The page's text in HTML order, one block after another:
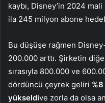
kaybı, Disney’in 2024
ila 245 milyon abone
Bu düşüşe rağmen
200.000 arttı. Şirketin
sırasıyla 800.000 ve
dördüncü çeyrek geliri
yükseldive zorla da olsa